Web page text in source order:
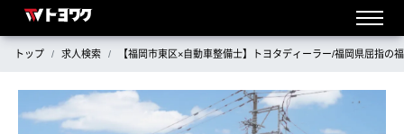
トップ 求人検索 【福岡市東区×自動車整備士】トヨタディーラー/福岡県屈指の